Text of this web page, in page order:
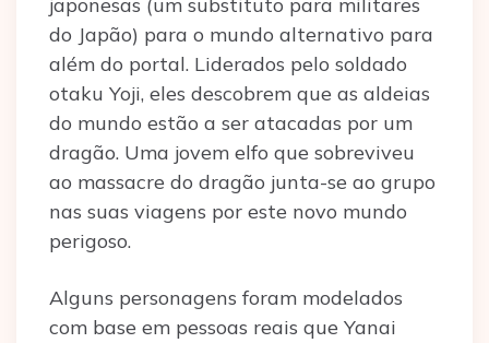
japonesas (um substituto para militares
do Japão) para o mundo alternativo para
além do portal. Liderados pelo soldado
otaku Yoji, eles descobrem que as aldeias
do mundo estão a ser atacadas por um
dragão. Uma jovem elfo que sobreviveu
ao massacre do dragão junta-se ao grupo
nas suas viagens por este novo mundo
perigoso.
Alguns personagens foram modelados
com base em pessoas reais que Yanai